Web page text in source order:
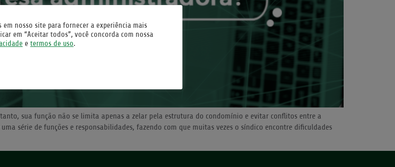
sua função não se limita apenas a zelar pela estrutura do condomínio e evitar conflitos entre a
série de funções e responsabilidades, fazendo com que muitas vezes o síndico encontre dificuldades
em nosso site para fornecer a experiência mais
em “Aceitar todos”, você concorda com nossa
e termos de uso.